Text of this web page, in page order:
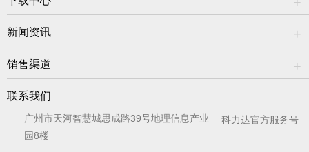
新闻资讯
销售渠道
联系我们
广州市天河智慧城思成路39号地理信息产业
园8楼
科力达官方服务号